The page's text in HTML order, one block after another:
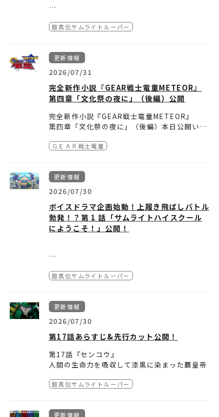
回答Vol.6
第4話「魂伐闘」：コンバット
第6話「離守舵跡」：リスタート
第7話「冥喪裏威」：メモリー
第8話「逢解寅」：アゲイン
第10話「錯利符愛棲」：サクリファイス
第11話「履陀鞍」：リターン
第12話「恵緋浪愚」：エピローグ
新宿で開催中の「妖邪門AR」
がパワーアップ！大阪開催＆期
間延長も決定！
TVアニメ『鎧真伝サムライトルーパー』第2ク
ールの放送開始を記念して、新宿で開催中のデ
ジタルアトラクション「妖邪門AR」がさらに
新たな演出の追加に加え、大阪・道頓堀での開
催、さらに開催期間の延長も決定！
■妖邪門ARとは
と、街が『鎧真伝サムライトルーパー』の世界
とリンク！
実物大の「妖邪門」がAR出現し、妖邪界から
きるコンテンツです。
【アップデート内容】
出に加え、新たに凱と羅真我が登場！
妖邪門の前に立つ凱、そして羅真我が攻撃を放
い。
② 大阪・道頓堀での開催が決定！
ご好評につき、新宿に続いて大阪での開催が決
定！
道頓堀・戎橋にも妖邪門が出現！
門AR」をお楽しみください。
【開催期間】
JR新宿駅東口前広場付近（
大阪 道頓堀 戎橋（
★遊び方（参加フロー）
＜STEP 1＞ 📱専用アプリのダウンロード
まずは事前にお手持ちの端末へ、AR対応アプ
リ「3.5次元GuideBot」をインストールして
ください。
Android版（Google Play）はこちら
iOS版（App Store）はこちら
＜STEP 2＞ 🗺️現地でアプリを起動
アプリ起動後、「カメラ」と「GPS」の利用を
許可してください。
▼現地写真
JR新宿駅東口前広場
道頓堀 戎橋
＜STEP 3＞​ シーンに入る
と書かれたシーンを選択してください。
https://hologist.com/earthbound/front/
＜STEP 4＞​AR起動！
シーンに入るとアプリ内でカメラが起動しま
す。
周りの建物や地形の読み込みが完了すると、目
の前の空間に大迫力の「妖邪門」が出現！
臨場感あふれる劇伴(BGM)とともに、襲い来る
妖邪兵たち、凱、羅真我との記念撮影をお楽し
〇注意事項（必ずお読みください）
■アプリの動作環境について
アプリの推奨環境については、各ストア（Goo
gle Play / App Store）のインストール画面を
ご確認ください。推奨環境を満たしている場合
■安全上のご注意
体験の際は、ご自身や周囲の安全を十分に確認
し、他のお客様の通行の妨げにならないようご
配慮をお願いいたします。
■通信料について
本コンテンツの利用料は無料ですが、ダウンロ
■AR表示の不具合について
り、ARコンテンツが正しく表示されない場合
リやブラウザ、端末の再起動をお試しいただく
と改善する場合があります。
ご利用端末や通信環境は、お客様の責任と費用
においてご準備ください。弊社では本コンテン
ツの使用障害に関する個別サポートは行ってお
りません。
本コンテンツのご利用に関連して生じた損害や
トラブルについて、弊社は一切の責任を負いか
本コンテンツおよびキャンペーンは、予告なく
★「#サムライトルーパーAR」SNS
投稿キャンペーン開催！
妖邪門ARで撮影した写真や動画をXに投稿し
て、貴重なプレゼントをゲットしよう！
○応募方法
1. TVアニメ『鎧真伝サムライトルーパー』公
式Xアカウント「
2. 新宿の指定エリアにて、妖邪門ARで写真ま
たは動画を撮影。
3. ご自身のXアカウントから、ハッシュタグ
○賞品
TVアニメ『鎧真伝サムライトルーパー』キャ
ー(非売品)
抽選で2名様
2026年7月9日（木）～
23:59
○応募資格・応募条件
■TVアニメ『鎧真伝サムライトルーパー』公
鎧真伝サムライトルーパー
更新情報
2026/07/31
完全新作小説『GEAR戦士電童METEOR』
第四章「文化祭の夜に」（後編）公開
完全新作小説『GEAR戦士電童METEOR』
第四章「文化祭の夜に」（後編）本日公開いた
▼『GEAR戦士電童METEOR』公開ページ
▼『GEAR戦士電童METEOR』あらすじ
ガルファ皇帝との戦いから三年――
平和を取り戻した地球で
銀河と北斗、ふたりの少年は平穏な日々を送っ
ていた
だが、機能を停止したはずの螺旋城が謎の再起
動を果たす
データウェポンに起こる異変
ＧＥＡＲ戦士電童
更新情報
2026/07/30
ボイスドラマ企画始動！上履き飛ばしバトル
勃発！？第 1 話「サムライトハイスクール
にようこそ！」公開！
リジナルボイスドラマ企画が始動！
彼らの激アツでわちゃわちゃな高校生活を描く
パラレル学園ドラマとなっています。
ドラマの更新に合わせて、エピソードにちなん
ここでしか聞くことのできないサムライトハイ
スクールで過ごすキャラクターたちの激アツな
高校生活＆オリジナルボイスドラマ限定の貴重
な描き下ろしイラストをお楽しみに！
本日は第1話「サムライトハイスクールによう
鎧真伝サムライトルーパー
更新情報
2026/07/30
第17話あらすじ&先行カット公開！
第17話『センコウ』
人間の生命力を吸収して漆黒に染まった覇皇帝
った凱を救ったのは敵対していたはずの龍成だ
インメイを背後から貫いた龍成の真意とは――。そ
鎧真伝サムライトルーパー
更新情報